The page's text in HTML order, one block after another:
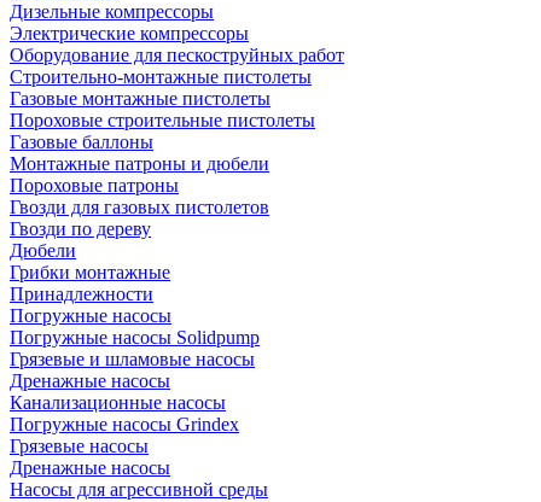
Дизельные компрессоры
Электрические компрессоры
Оборудование для пескоструйных работ
Строительно-монтажные пистолеты
Газовые монтажные пистолеты
Пороховые строительные пистолеты
Газовые баллоны
Монтажные патроны и дюбели
Пороховые патроны
Гвозди для газовых пистолетов
Гвозди по дереву
Дюбели
Грибки монтажные
Принадлежности
Погружные насосы
Погружные насосы Solidpump
Грязевые и шламовые насосы
Дренажные насосы
Канализационные насосы
Погружные насосы Grindex
Грязевые насосы
Дренажные насосы
Насосы для агрессивной среды